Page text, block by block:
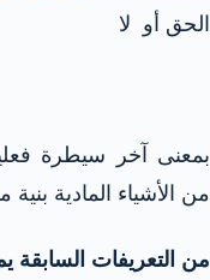
الحق أو لا
بمعنى آخر سيطرة
من الأشياء المادية
من التعريفات السابقة